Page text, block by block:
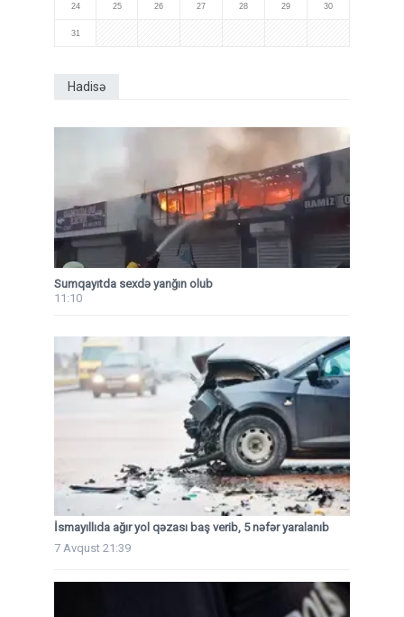
24 25 26 27 28 29 30
31
Hadisə
Sumqayıtda sexdə yanğın olub
11:10
İsmayıllıda ağır yol qəzası baş verib, 5 nəfər yaralanıb
7 Avqust 21:39